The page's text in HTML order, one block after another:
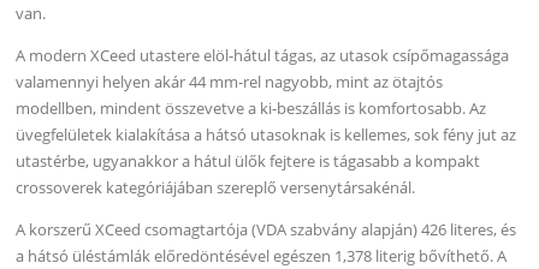
van.
A modern XCeed utastere elöl-hátul tágas, az utasok csípőmagassága
valamennyi helyen akár 44 mm-rel nagyobb, mint az ötajtós
modellben, mindent összevetve a ki-beszállás is komfortosabb. Az
üvegfelületek kialakítása a hátsó utasoknak is kellemes, sok fény jut az
utastérbe, ugyanakkor a hátul ülők fejtere is tágasabb a kompakt
crossoverek kategóriájában szereplő versenytársakénál.
A korszerű XCeed csomagtartója (VDA szabvány alapján) 426 literes, és
a hátsó üléstámlák előredöntésével egészen 1,378 literig bővíthető. A